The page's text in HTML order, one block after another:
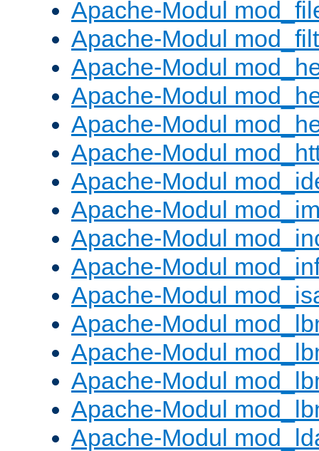
Apache-Modul
Apache-Modul
Apache-Modul
Apache-Modul
Apache-Modul
Apache-Modul
Apache-Modul
Apache-Modul
Apache-Modul
Apache-Modul
Apache-Modul
Apache-Modul
Apache-Modul
Apache-Modul
Apache-Modul
Apache-Modul